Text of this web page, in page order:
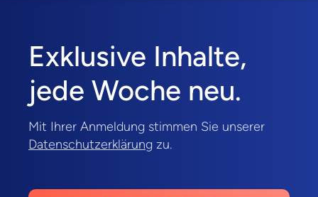
Exklusive Inhalte,
jede Woche neu.
Mit Ihrer Anmeldung stimmen Sie unserer
Datenschutzerklärung zu.